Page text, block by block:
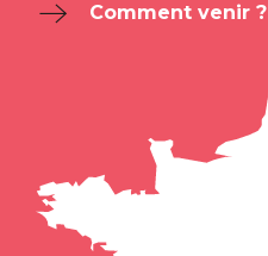
Comment venir ?